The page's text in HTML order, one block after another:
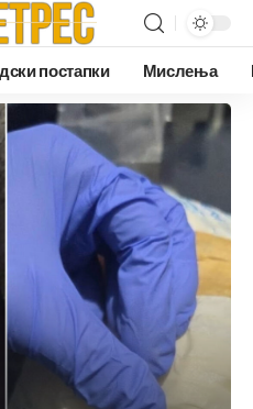
постапки Мислења